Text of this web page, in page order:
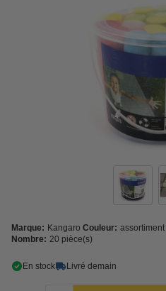
Marque: Kangaro Couleur: assortiment
Nombre: 20 pièce(s)
En stock Livré demain